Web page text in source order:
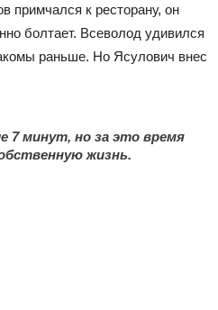
примчался к ресторану, он
болтает. Всеволод удивился
раньше. Но Ясулович внес
7 минут, но за это время
жизнь.